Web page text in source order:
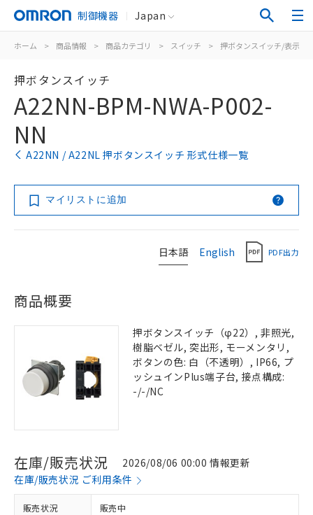
制御機器 Japan
ホーム > 商品情報 > 商品カテゴリ > スイッチ > 押ボタンスイッチ/表示灯
押ボタンスイッチ
A22NN-BPM-NWA-P002-
NN
A22NN / A22NL 押ボタンスイッチ 形式仕様一覧
マイリストに追加
日本語 English PDF出力
商品概要
押ボタンスイッチ（φ22）, 非照光,
樹脂ベゼル, 突出形, モーメンタリ,
ボタンの色: 白（不透明）, IP66, プ
ッシュインPlus端子台, 接点構成:
-/-/NC
在庫/販売状況
2026/08/06 00:00 情報更新
在庫/販売状況 ご利用条件
販売状況 販売中